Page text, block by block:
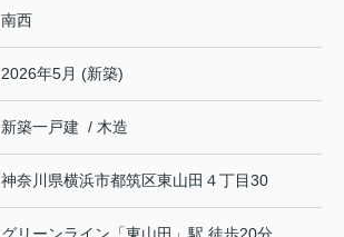
南西
2026年5月 (新築)
新築一戸建 / 木造
神奈川県横浜市都筑区東山田 ４丁目30